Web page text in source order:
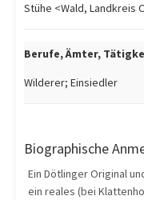
Stühe <Wald, Landkreis
Berufe, Ämter,
Wilderer; Einsiedler
Biographische
Ein Dötlinger Original
ein reales (bei